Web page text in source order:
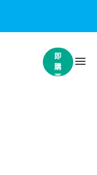
立
即
購
票